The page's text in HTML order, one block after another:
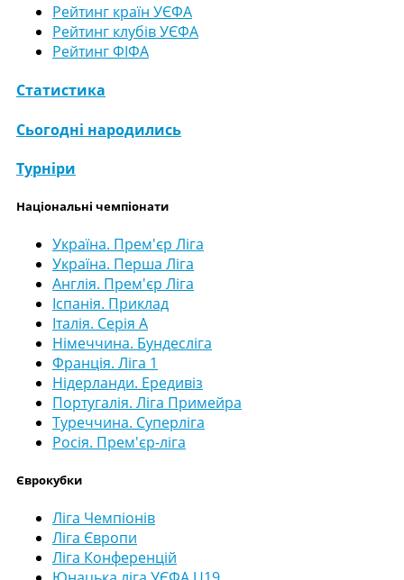
Рейтинг країн УЄФА
Рейтинг клубів УЄФА
Рейтинг ФІФА
Статистика
Сьогодні народились
Турніри
Національні чемпіонати
Україна. Прем'єр Ліга
Україна. Перша Ліга
Англія. Прем'єр Ліга
Іспанія. Приклад
Італія. Серія А
Німеччина. Бундесліга
Франція. Ліга 1
Нідерланди. Ередивіз
Португалія. Ліга Примейра
Туреччина. Суперліга
Росія. Прем'єр-ліга
Єврокубки
Ліга Чемпіонів
Ліга Європи
Ліга Конференцій